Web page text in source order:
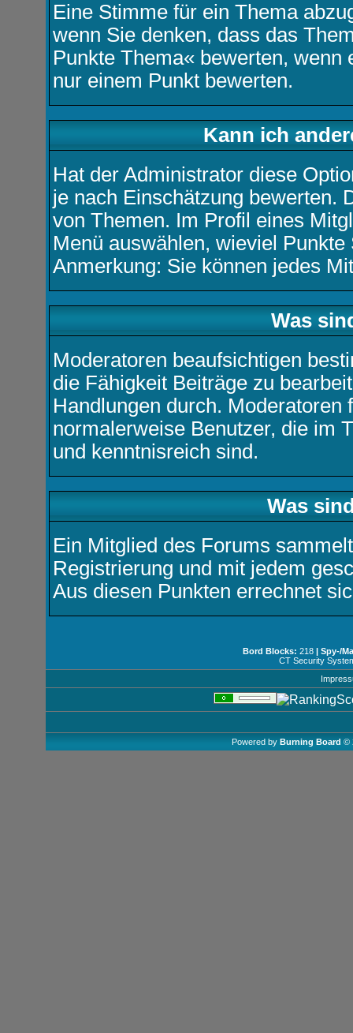
Eine Stimme für ein Thema
wenn Sie denken, dass das
Punkte Thema« bewerten,
nur einem Punkt bewerten.
Kann ich
Hat der Administrator diese
je nach Einschätzung bewerten.
von Themen. Im Profil eines
Menü auswählen, wieviel
Anmerkung: Sie können jedes
Was
Moderatoren beaufsichtigen
die Fähigkeit Beiträge zu
Handlungen durch.
normalerweise Benutzer, die im
und kenntnisreich sind.
Was
Ein Mitglied des Forums
Registrierung und mit jedem
Aus diesen Punkten errechnet
Bord Blocks: 218 | Spy-/
CT Security
Powered by Burning Board ©